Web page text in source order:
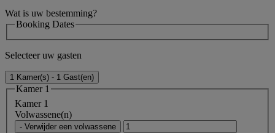
Wat is uw bestemming?
Booking Dates
Selecteer uw gasten
1 Kamer(s) - 1 Gast(en)
Kamer 1
Kamer 1
Volwassene(n)
- Verwijder een volwassene